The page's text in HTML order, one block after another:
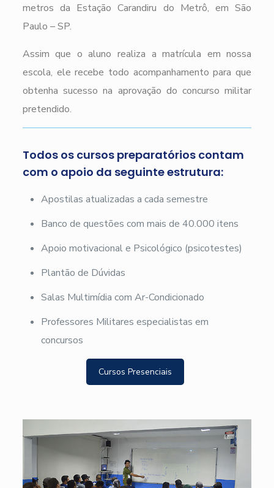
metros da Estação Carandiru do Metrô, em São
Paulo – SP.
Assim que o aluno realiza a matrícula em nossa
escola, ele recebe todo acompanhamento para que
obtenha sucesso na aprovação do concurso militar
pretendido.
Todos os cursos preparatórios contam
com o apoio da seguinte estrutura:
Apostilas atualizadas a cada semestre
Banco de questões com mais de 40.000 itens
Apoio motivacional e Psicológico (psicotestes)
Plantão de Dúvidas
Salas Multimídia com Ar-Condicionado
Professores Militares especialistas em
concursos
Cursos Presenciais